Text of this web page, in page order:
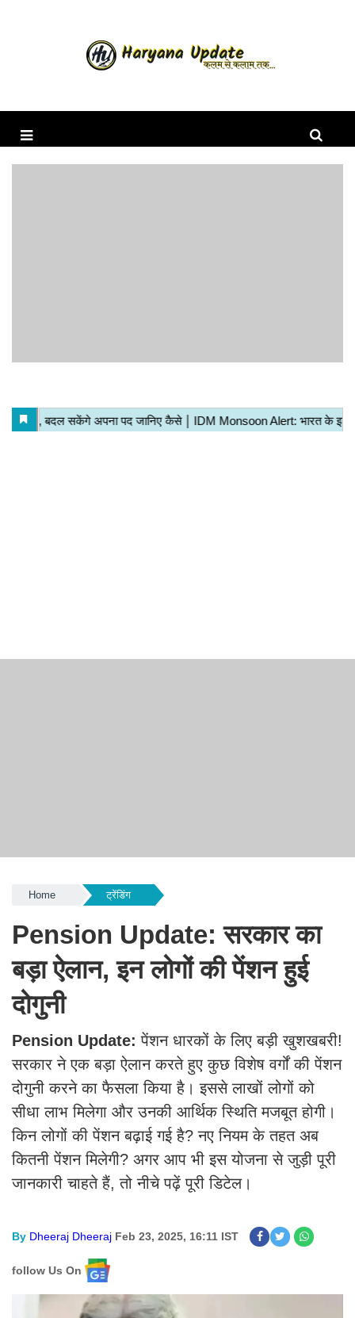
Home ट्रेंडिंग
Pension Update: सरकार का
बड़ा ऐलान, इन लोगों की पेंशन हुई
दोगुनी
Pension Update:पेंशन धारकों के लिए बड़ी खुशखबरी!
सरकार ने एक बड़ा ऐलान करते हुए कुछ विशेष वर्गों की पेंशन
दोगुनी करने का फैसला किया है। इससे लाखों लोगों को
सीधा लाभ मिलेगा और उनकी आर्थिक स्थिति मजबूत होगी।
किन लोगों की पेंशन बढ़ाई गई है? नए नियम के तहत अब
कितनी पेंशन मिलेगी? अगर आप भी इस योजना से जुड़ी पूरी
जानकारी चाहते हैं, तो नीचे पढ़ें पूरी डिटेल।
By Dheeraj Dheeraj Feb 23, 2025, 16:11 IST
follow Us On